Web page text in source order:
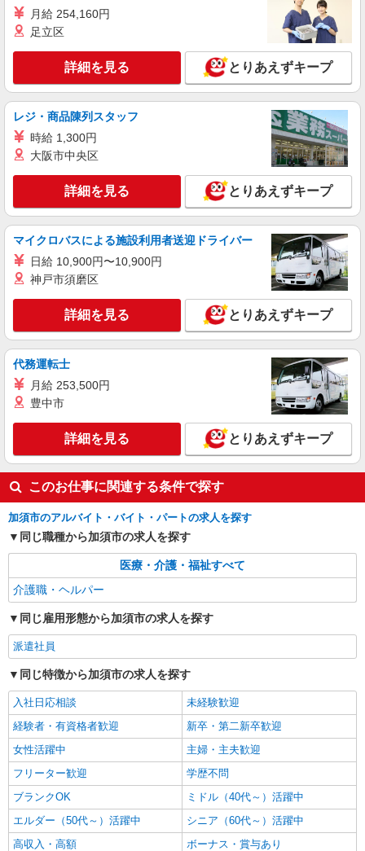
株式会社kotrio /●SI-H-2102005
デイサービスSTAFF｜面接なし！履歴書不
要！未経験＆無資格OK◎
時給1600円〜2250円 ＜日払い有/週払い有/交
通費全支給(ガソリン代含む)＞
加須市 加須駅そば
キープ 詳細を見る
株式会社kotrio /●SI-H-2074974
NEW
[ 綺麗 ]高級シニアマンションで生活ケア/見
守りなど/加須駅
時給1600円〜2250円 ＜日払い有/週払い有/交
通費全支給(ガソリン代含む)＞
詳細を見る
パート
加須ケアセンターそよ風：RO29853
ショートステイ 夜勤専従介護職
当：220円/時 夜勤手当:6,000円/回 ▼下記別途支給
通勤手当 年末年始手当：380円/時 寸志あり：年2
回（6月・12月） ※業績による ※処遇改善手当は
試用期間中(3ヶ月)は支給なし
埼玉県加須市花崎3-5-1
キープ
契約社員
加須ケアセンターそよ風：RO16086
デイサービス 介護スタッフ
【月給】234,320円〜264,320円 ▼給与詳細 処
年末年始手当：380円/時 寸志あり：年2回（6月・
12月） ※業績による 特別報酬：平均33.8万円（最
手当は試用期間中(3ヶ月)は支給なし
埼玉県加須市花崎3-5-1
月給 254,160円
足立区
詳細を見る とりあえずキープ
レジ・商品陳列スタッフ
時給 1,300円
大阪市中央区
詳細を見る とりあえずキープ
マイクロバスによる施設利用者送迎ドライバー
日給 10,900円〜10,900円
神戸市須磨区
詳細を見る とりあえずキープ
代務運転士
月給 253,500円
豊中市
詳細を見る とりあえずキープ
このお仕事に関連する条件で探す
加須市のアルバイト・バイト・パートの求人を探す
同じ職種から加須市の求人を探す
医療・介護・福祉すべて
介護職・ヘルパー
同じ雇用形態から加須市の求人を探す
派遣社員
同じ特徴から加須市の求人を探す
入社日応相談
未経験歓迎
経験者・有資格者歓迎
新卒・第二新卒歓迎
女性活躍中
主婦・主夫歓迎
フリーター歓迎
学歴不問
ブランクOK
ミドル（40代～）活躍中
エルダー（50代～）活躍中
シニア（60代～）活躍中
高収入・高額
ボーナス・賞与あり